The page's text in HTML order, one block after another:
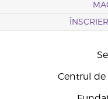
Centrul